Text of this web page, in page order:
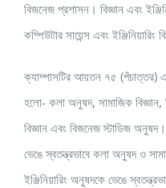
বিজনেজ প্রশাসন। বিজ্ঞান এবং
কম্পিউটার সায়েন্স এবং ইঞ্জিনিয়ারিং
ক্যাম্পাসটির আয়তন ৭৫ (পঁচাত্তর)
হলো- কলা অনুষদ, সামাজিক
বিজ্ঞান এবং বিজনেজ স্টাডিজ
ভেঙে স্বতন্ত্রভাবে কলা অনুষদ ও
ইঞ্জিনিয়ারিং অনুষদকে ভেঙে